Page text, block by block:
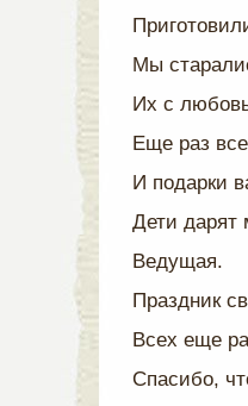
Мы
Их с
Еще раз
И подарки
Дети дарят
Ведущая.
Праздник
Всех еще
Спасибо,